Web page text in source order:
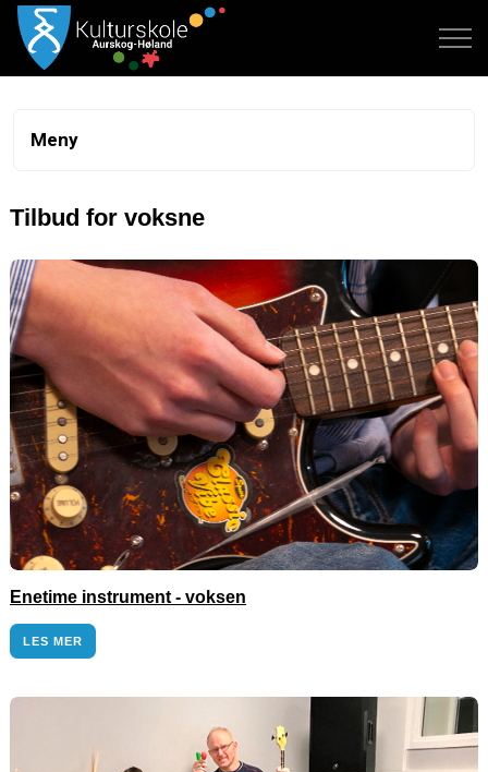
Meny
Tilbud for voksne
Enetime instrument - voksen
LES MER